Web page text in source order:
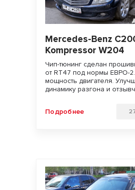
Mercedes-Benz
Kompressor W204
Чип-тюнинг сделан
от RT47 под нормы ЕВРО-
мощность двигателя.
динамику разгона и
Подробнее